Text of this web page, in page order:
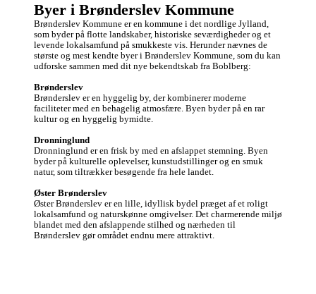
Byer i Brønderslev Kommune
Brønderslev Kommune er en kommune i det nordlige Jylland,
som byder på flotte landskaber, historiske seværdigheder og et
levende lokalsamfund på smukkeste vis. Herunder nævnes de
største og mest kendte byer i Brønderslev Kommune, som du kan
udforske sammen med dit nye bekendtskab fra Boblberg:
Brønderslev
Brønderslev er en hyggelig by, der kombinerer moderne
faciliteter med en behagelig atmosfære. Byen byder på en rar
kultur og en hyggelig bymidte.
Dronninglund
Dronninglund er en frisk by med en afslappet stemning. Byen
byder på kulturelle oplevelser, kunstudstillinger og en smuk
natur, som tiltrækker besøgende fra hele landet.
Øster Brønderslev
Øster Brønderslev er en lille, idyllisk bydel præget af et roligt
lokalsamfund og naturskønne omgivelser. Det charmerende miljø
blandet med den afslappende stilhed og nærheden til
Brønderslev gør området endnu mere attraktivt.